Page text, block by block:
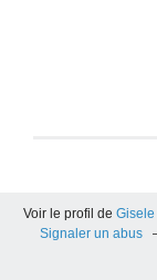
Voir le profil de Gisele
Signaler un abus